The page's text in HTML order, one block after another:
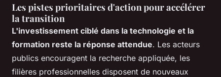
Les pistes prioritaires d'action pour accélérer
la transition
L'investissement ciblé dans la technologie et la
formation reste la réponse attendue. Les acteurs
publics encouragent la recherche appliquée, les
filières professionnelles disposent de nouveaux